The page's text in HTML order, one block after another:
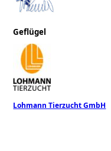
Geflügel
Lohmann Tierzucht GmbH